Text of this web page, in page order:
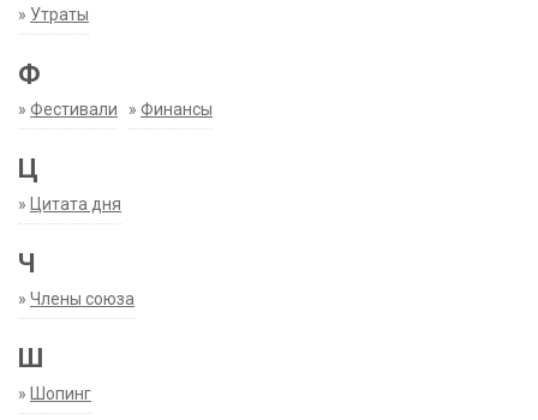
» Утраты
Ф
» Фестивали » Финансы
Ц
» Цитата дня
Ч
» Члены союза
Ш
» Шопинг